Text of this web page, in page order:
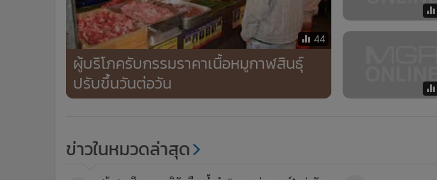
44
ผู้บริโภครับกรรมราคาเนื้อหมูกาฬสินธุ์
ปรับขึ้นวันต่อวัน
ข่าวในหมวดล่าสุด